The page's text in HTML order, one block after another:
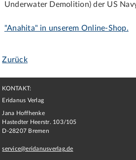
Underwater Demolition) der US
"Anahita" in unserem Online-Shop.
Zurück
KONTAKT:
Eridanus Verlag
Jana Hoffhenke
Hastedter Heerstr. 103/105
D-28207 Bremen
service@eridanusverlag.de